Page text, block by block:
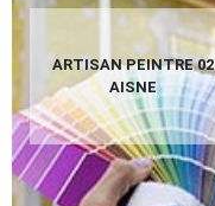
ARTISAN PEINTRE 02
AISNE